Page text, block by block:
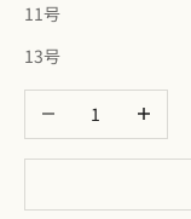
11号
13号
数量を減らす
数量を増